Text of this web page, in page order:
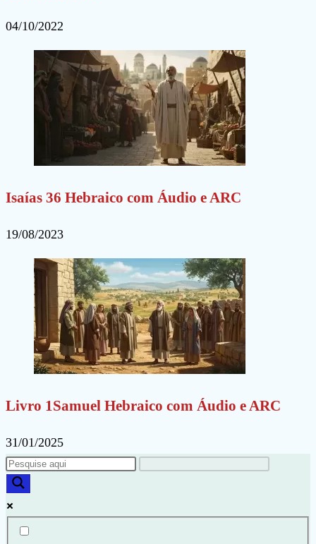
04/10/2022
Isaías 36 Hebraico com Áudio e ARC
19/08/2023
Livro 1Samuel Hebraico com Áudio e ARC
31/01/2025